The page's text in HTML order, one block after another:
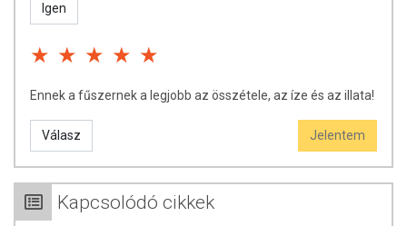
Igen
Ennek a fűszernek a legjobb az összétele, az íze és az illata!
Válasz Jelentem
Kapcsolódó cikkek